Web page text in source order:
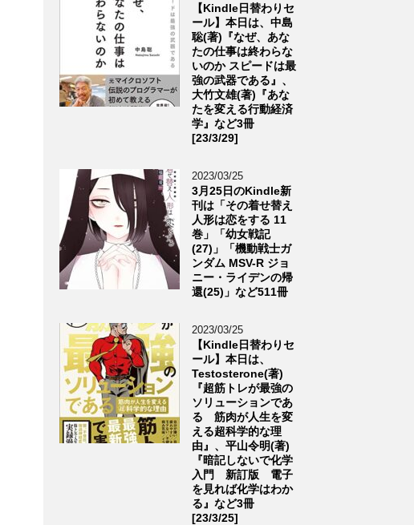
【Kindle日替わりセ
ール】本日は、中島
聡(著)『なぜ、あな
たの仕事は終わらな
いのか スピードは最
強の武器である』、
大竹文雄(著)『あな
たを変える行動経済
学』など3冊
[23/3/29]
2023/03/25
3月25日のKindle新
刊は「その着せ替え
人形は恋をする 11
巻」「幼女戦記
(27)」「機動戦士ガ
ンダム MSV-R ジョ
ニー・ライデンの帰
還(25)」など511冊
2023/03/25
【Kindle日替わりセ
ール】本日は、
Testosterone(著)
『超筋トレが最強の
ソリューションであ
る 筋肉が人生を変
える超科学的な理
由』、平山令明(著)
『暗記しないで化学
入門 新訂版 電子
を見れば化学はわか
る』など3冊
[23/3/25]